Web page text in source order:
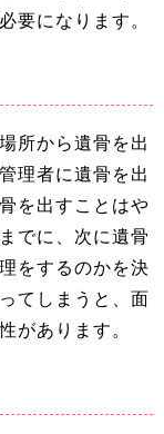
要になります。
所から遺骨を出
理者に遺骨を出
を出すことはや
でに、次に遺骨
をするのかを決
てしまうと、面
があります。